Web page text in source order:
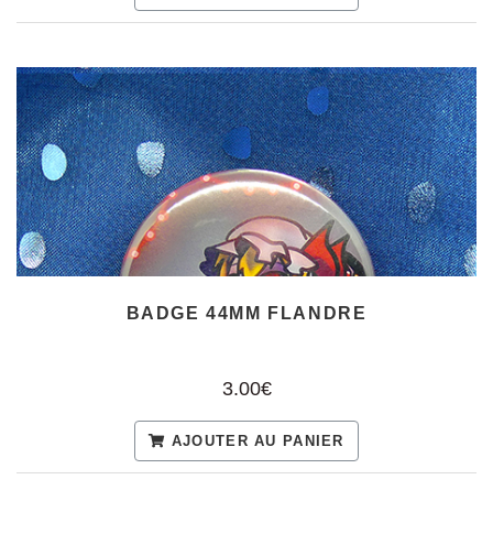
BADGE 44MM FLANDRE
3.00€
AJOUTER AU PANIER